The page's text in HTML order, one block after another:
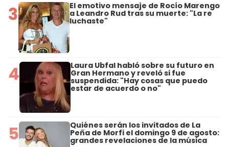
3 El emotivo mensaje de Rocío Marengo
a Leandro Rud tras su muerte: "La re
luchaste"
4 Laura Ubfal habló sobre su futuro en
Gran Hermano y reveló si fue
suspendida: "Hay cosas que puedo
estar de acuerdo o no"
5 Quiénes serán los invitados de La
Peña de Morfi el domingo 9 de agosto:
grandes revelaciones de la música